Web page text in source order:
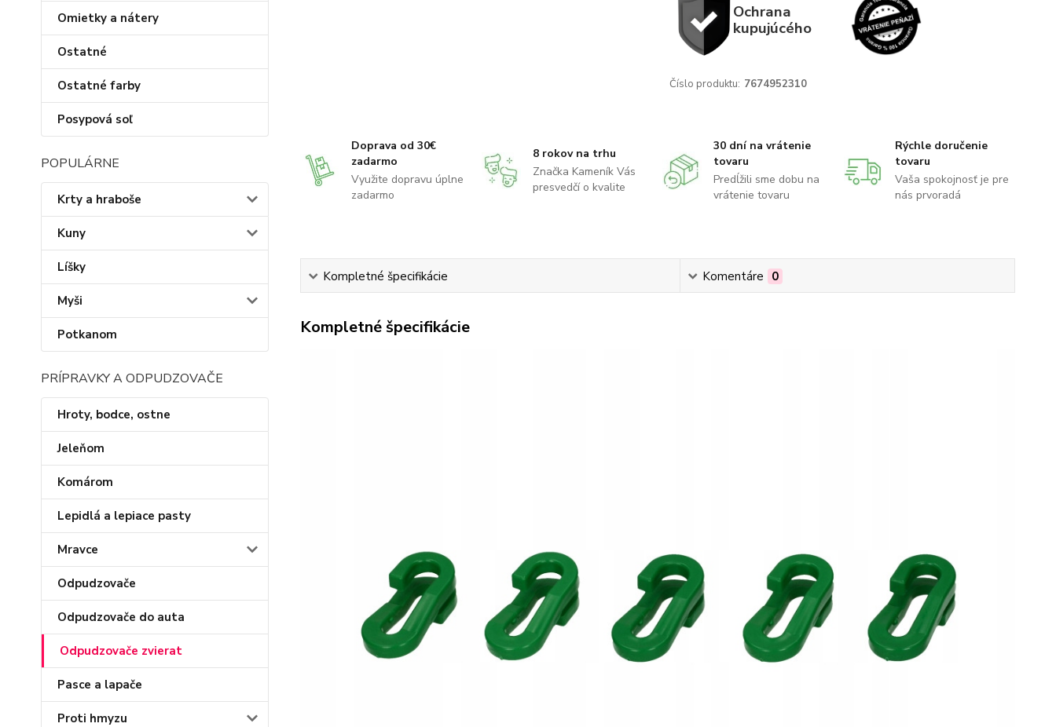
Omietky a nátery
Ostatné
Ostatné farby
Posypová soľ
POPULÁRNE
Krty a hraboše
Kuny
Líšky
Myši
Potkanom
PRÍPRAVKY A ODPUDZOVAČE
Hroty, bodce, ostne
Jeleňom
Komárom
Lepidlá a lepiace pasty
Mravce
Odpudzovače
Odpudzovače do auta
Odpudzovače zvierat
Pasce a lapače
Proti hmyzu
Ochrana
kupujúcého
Číslo produktu: 7674952310
Doprava od 30€
zadarmo
Využite dopravu úplne
zadarmo
8 rokov na trhu
Značka Kameník Vás
presvedčí o kvalite
30 dní na vrátenie
tovaru
Predĺžili sme dobu na
vrátenie tovaru
Rýchle doručenie
tovaru
Vaša spokojnosť je pre
nás prvoradá
Kompletné špecifikácie Komentáre 0
Kompletné špecifikácie